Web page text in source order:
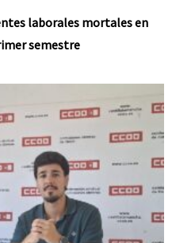
laborales mortales en
semestre